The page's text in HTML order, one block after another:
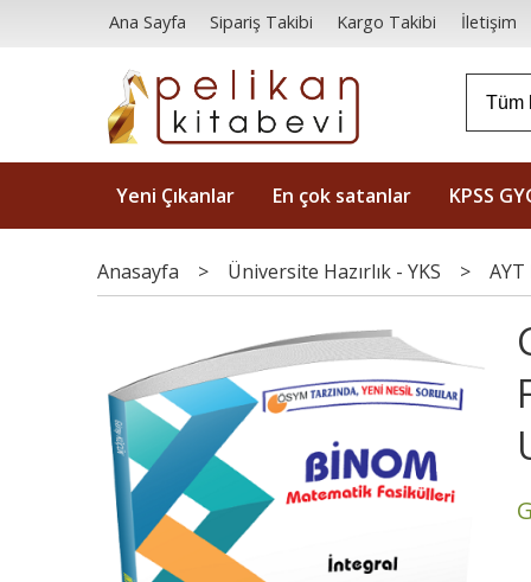
Ana Sayfa Sipariş Takibi Kargo Takibi İletişim
Yeni Çıkanlar En çok satanlar KPSS
Anasayfa > Üniversite Hazırlık - YKS > AYT